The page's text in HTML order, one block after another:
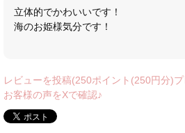
立体的でかわいいです！
海のお姫様気分です！
レビューを投稿(250ポイント(250円分)
お客様の声をXで確認♪